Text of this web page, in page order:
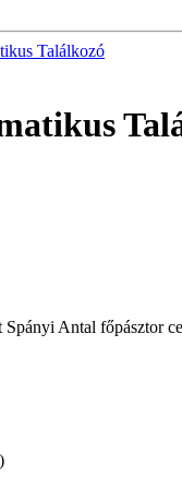
Találkozó
Antal főpásztor